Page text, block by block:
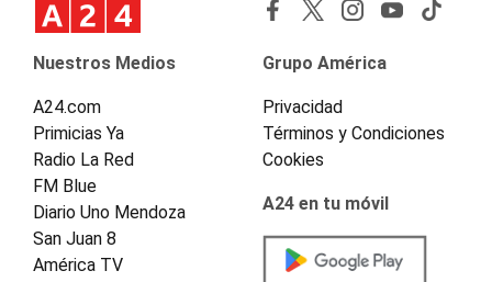
Nuestros Medios
A24.com
Primicias Ya
Radio La Red
FM Blue
Diario Uno Mendoza
San Juan 8
América TV
Grupo América
Privacidad
Términos y Condiciones
Cookies
A24 en tu móvil